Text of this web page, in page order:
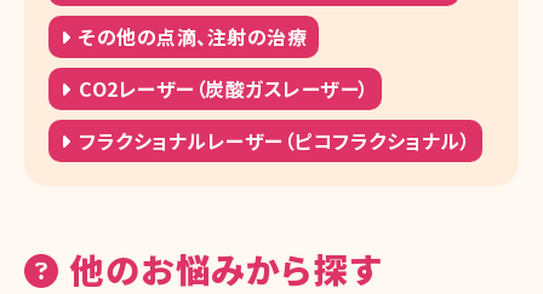
その他の点滴、注射の治療
CO2レーザー（炭酸ガスレーザー）
フラクショナルレーザー（ピコフラクショナル）
他のお悩みから探す